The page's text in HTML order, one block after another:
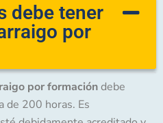
debe tener
por
por formacióndebe
de 200 horas. Es